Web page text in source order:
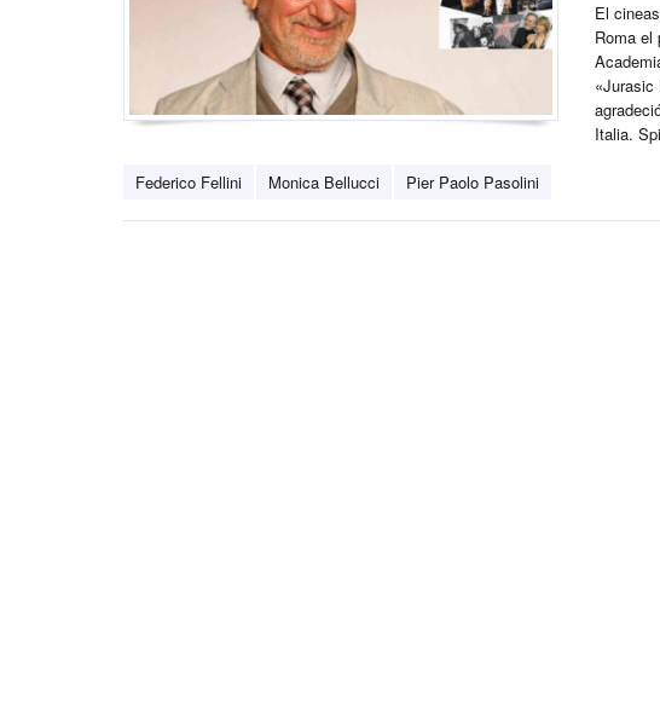
El
Roma el
«Jurasic
Italia.
Federico Fellini Monica Bellucci Pier Paolo Pasolini